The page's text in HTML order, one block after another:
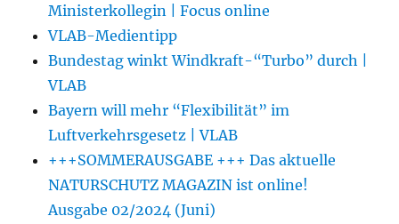
Ministerkollegin | Focus online
VLAB-Medientipp
Bundestag winkt Windkraft-“Turbo” durch |
VLAB
Bayern will mehr “Flexibilität” im
Luftverkehrsgesetz | VLAB
+++SOMMERAUSGABE +++ Das aktuelle
NATURSCHUTZ MAGAZIN ist online!
Ausgabe 02/2024 (Juni)